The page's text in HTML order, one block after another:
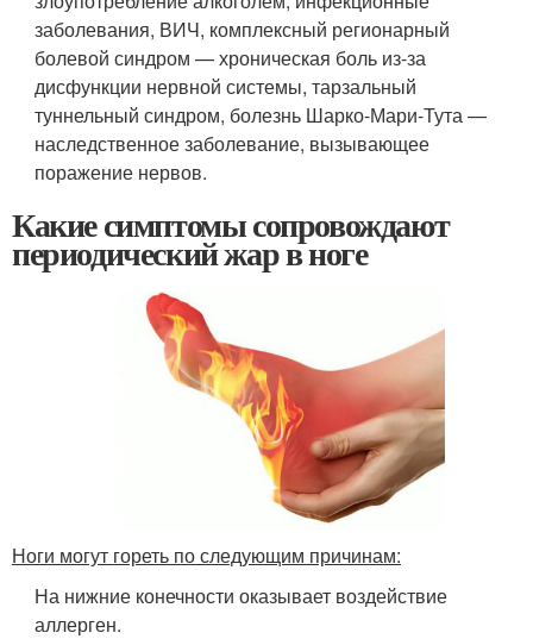
заболевания, ВИЧ, комплексный регионарный
болевой синдром — хроническая боль из-за
дисфункции нервной системы, тарзальный
туннельный синдром, болезнь Шарко-Мари-Тута —
наследственное заболевание, вызывающее
поражение нервов.
Какие симптомы сопровождают
периодический жар в ноге
Ноги могут гореть по следующим причинам:
На нижние конечности оказывает воздействие
аллерген.